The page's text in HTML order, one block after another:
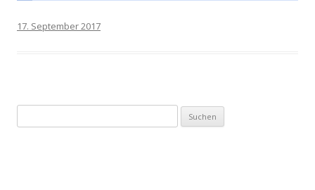
17. September 2017
nach: